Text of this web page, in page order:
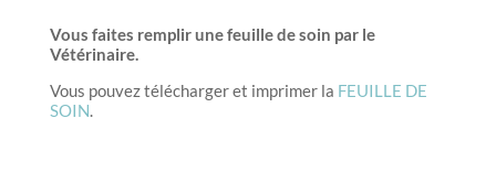
Vous faites remplir une feuille de soin par le
Vétérinaire.
Vous pouvez télécharger et imprimer la FEUILLE DE
SOIN.